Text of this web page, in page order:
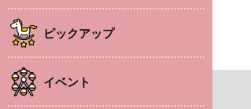
ピックアップ
イベント